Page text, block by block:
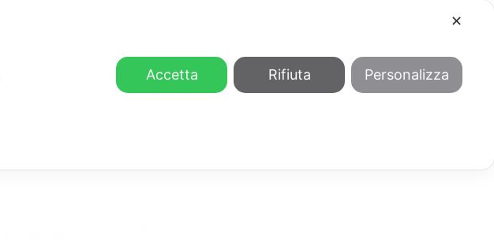
✕
Accetta Rifiuta Personalizza